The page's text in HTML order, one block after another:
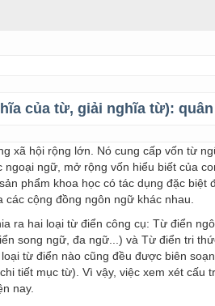
của từ, giải nghĩa từ):
xã hội rộng lớn. Nó cung cấp vốn từ
ngoại ngữ, mở rộng vốn hiểu biết của
phẩm khoa học có tác dụng đặc
cộng đồng ngôn ngữ khác nhau.
ra hai loại từ điển công cụ: Từ điển
song ngữ, đa ngữ...) và Từ điển tri
từ điển nào cũng đều được biên
tiết mục từ). Vì vậy, việc xem xét cấu
nay.